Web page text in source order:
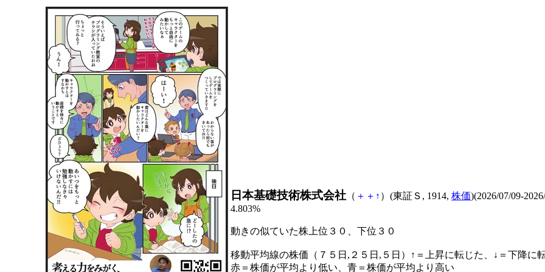
日本基礎技術株式会社 （ ＋ ＋ ↑ ）(東証Ｓ, 1914, 株価)(2026/07/09-
4.803%
動きの似ていた株上位３０、下位３０
移動平均線の株価（７５日,２５日,５日）↑＝上昇に転じた、↓＝下降に転
赤＝株価が平均より低い、青＝株価が平均より高い